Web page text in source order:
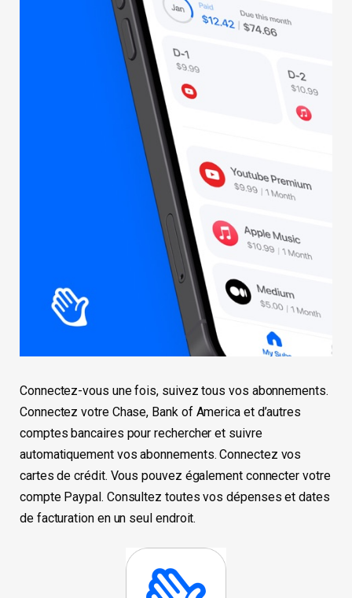
Connectez-vous une fois, suivez tous vos abonnements.
Connectez votre Chase, Bank of America et d’autres
comptes bancaires pour rechercher et suivre
automatiquement vos abonnements. Connectez vos
cartes de crédit. Vous pouvez également connecter votre
compte Paypal. Consultez toutes vos dépenses et dates
de facturation en un seul endroit.